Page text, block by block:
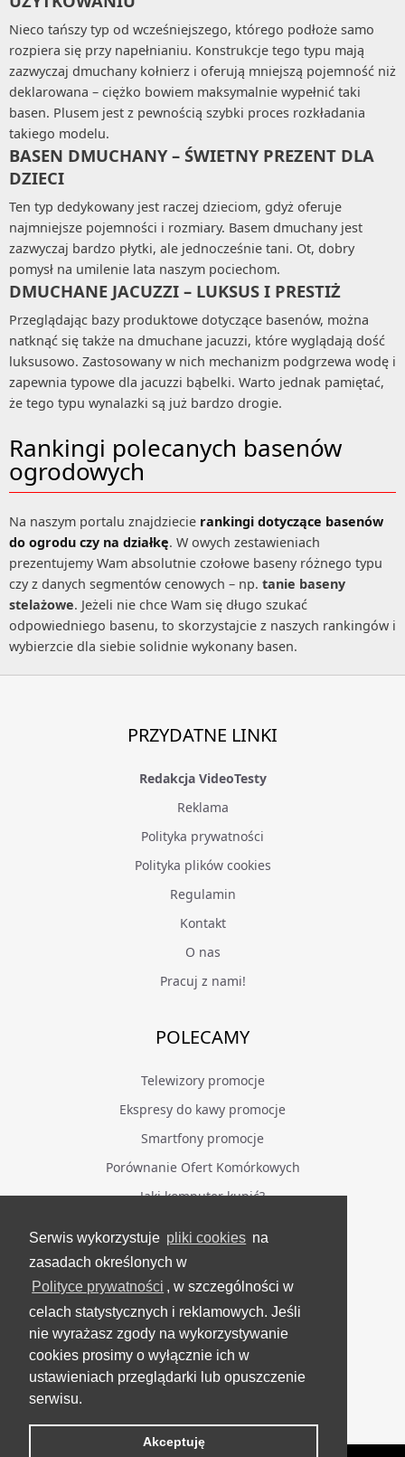
Serwis wykorzystuje pliki cookies na
zasadach określonych w
Polityce prywatności , w szczególności w
celach statystycznych i reklamowych. Jeśli
nie wyrażasz zgody na wykorzystywanie
cookies prosimy o wyłącznie ich w
ustawieniach przeglądarki lub opuszczenie
serwisu.
Akceptuję
Nieco tańszy typ od wcześniejszego, którego podłoże samo
rozpiera się przy napełnianiu. Konstrukcje tego typu mają
zazwyczaj dmuchany kołnierz i oferują mniejszą pojemność niż
deklarowana – ciężko bowiem maksymalnie wypełnić taki
basen. Plusem jest z pewnością szybki proces rozkładania
takiego modelu.
BASEN DMUCHANY – ŚWIETNY PREZENT DLA
DZIECI
Ten typ dedykowany jest raczej dzieciom, gdyż oferuje
najmniejsze pojemności i rozmiary. Basem dmuchany jest
zazwyczaj bardzo płytki, ale jednocześnie tani. Ot, dobry
pomysł na umilenie lata naszym pociechom.
DMUCHANE JACUZZI – LUKSUS I PRESTIŻ
Przeglądając bazy produktowe dotyczące basenów, można
natknąć się także na dmuchane jacuzzi, które wyglądają dość
luksusowo. Zastosowany w nich mechanizm podgrzewa wodę i
zapewnia typowe dla jacuzzi bąbelki. Warto jednak pamiętać,
że tego typu wynalazki są już bardzo drogie.
Rankingi polecanych basenów
ogrodowych
Na naszym portalu znajdziecie rankingi dotyczące basenów
do ogrodu czy na działkę. W owych zestawieniach
prezentujemy Wam absolutnie czołowe baseny różnego typu
czy z danych segmentów cenowych – np. tanie baseny
stelażowe. Jeżeli nie chce Wam się długo szukać
odpowiedniego basenu, to skorzystajcie z naszych rankingów i
wybierzcie dla siebie solidnie wykonany basen.
PRZYDATNE LINKI
Redakcja VideoTesty
Reklama
Polityka prywatności
Polityka plików cookies
Regulamin
Kontakt
O nas
Pracuj z nami!
POLECAMY
Telewizory promocje
Ekspresy do kawy promocje
Smartfony promocje
Porównanie Ofert Komórkowych
Jaki komputer kupić?
BĄDŹ NA BIEŻĄCO
Facebook
Grupa Testerzy Videotestów
YouTube
Twitter